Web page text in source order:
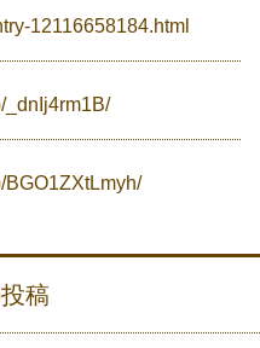
12116658184.html
_dnIj4rm1B/
BGO1ZXtLmyh/
稿